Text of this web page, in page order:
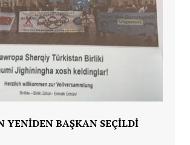
YENİDEN BAŞKAN SEÇİLDİ